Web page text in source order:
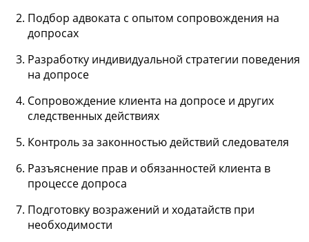
Подбор адвоката с опытом сопровождения на
допросах
Разработку индивидуальной стратегии поведения
на допросе
Сопровождение клиента на допросе и других
следственных действиях
Контроль за законностью действий следователя
Разъяснение прав и обязанностей клиента в
процессе допроса
Подготовку возражений и ходатайств при
необходимости